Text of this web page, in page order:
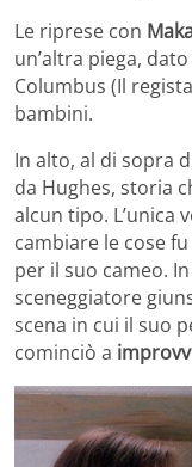
Le riprese con
un’altra piega,
Columbus (Il
bambini.
In alto, al di sopra
da Hughes, storia
alcun tipo. L’unica
cambiare le cose
per il suo cameo.
sceneggiatore
scena in cui il suo
cominciò a